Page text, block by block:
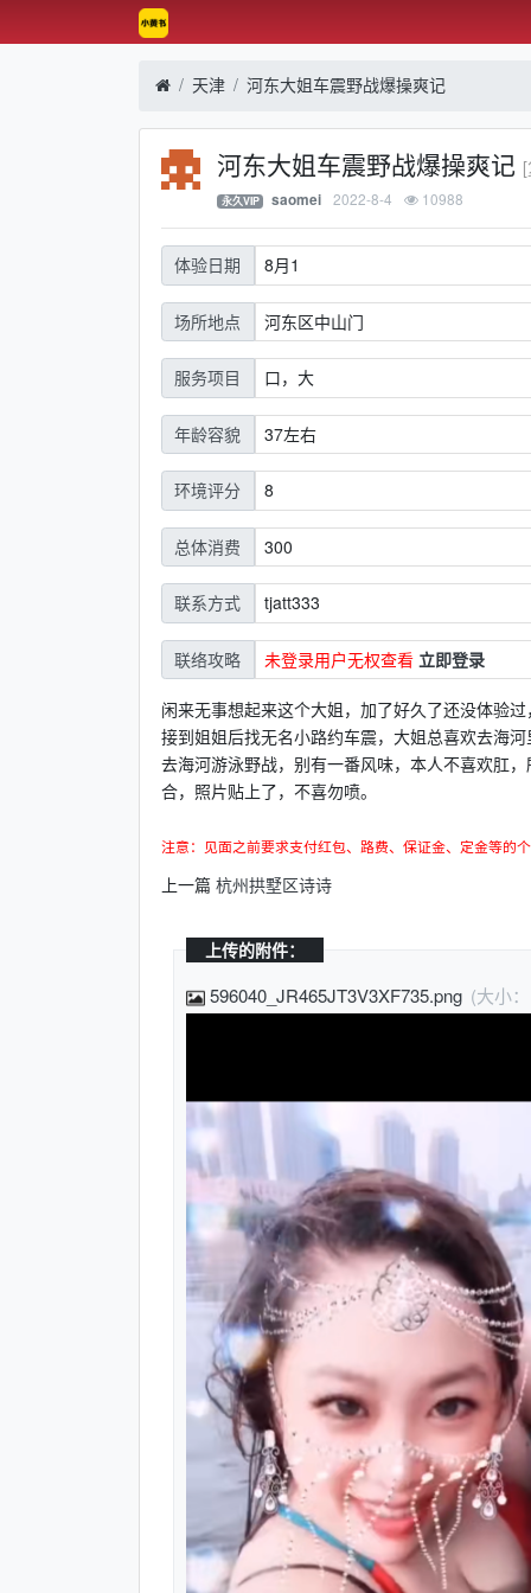
天津 河东大姐车震野战爆操爽记
河东大姐车震野战爆操爽记
永久VIP saomei 2022-8-4 10988
体验日期 8月1
场所地点 河东区中山门
服务项目 口，大
年龄容貌 37左右
环境评分 8
总体消费 300
联系方式 tjatt333
联络攻略 未登录用户无权查看 立即登录
闲来无事想起来这个大姐，加了好久了还没体验
接到姐姐后找无名小路约车震，大姐总喜欢去海
去海河游泳野战，别有一番风味，本人不喜欢肛
合，照片贴上了，不喜勿喷。
注意：见面之前要求支付红包、路费、保证金、定金等的
上一篇 杭州拱墅区诗诗
上传的附件：
596040_JR465JT3V3XF735.png (大小